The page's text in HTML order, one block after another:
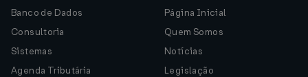
Banco de Dados
Consultoria
Sistemas
Agenda Tributária
Página Inicial
Quem Somos
Notícias
Legislação